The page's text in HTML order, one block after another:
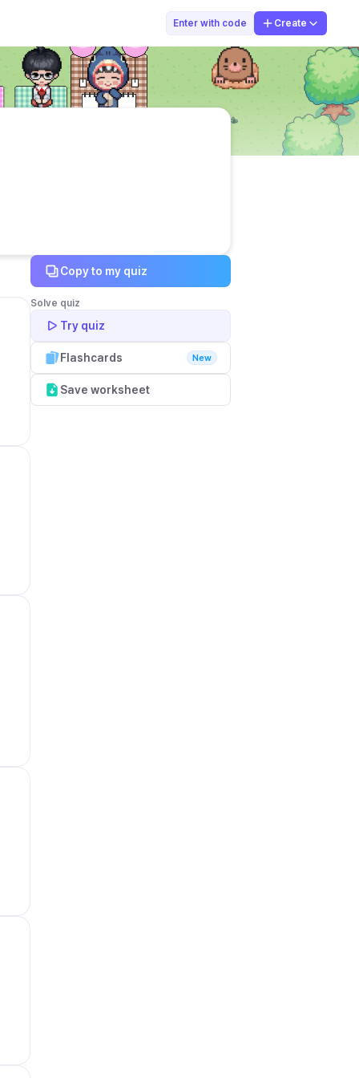
Enter with code Create
Fajrin Makarim
Copy to my quiz
Solve quiz
Try quiz
Flashcards New
Save worksheet